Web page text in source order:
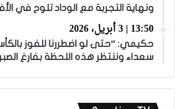
ونهاية التجربة مع الوداد تلوح في
13:50 | 3 أبريل، 2026
حكيمي: “حتى لو اضطررنا للفوز
سعداء وننتظر هذه اللحظة بفارغ